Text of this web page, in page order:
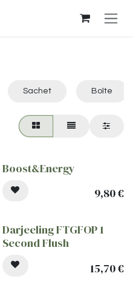
Sachet Boîte
Boost&Energy
9,80€
Darjeeling FTGFOP 1
Second Flush
15,70€